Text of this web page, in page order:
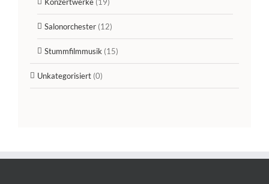
Salonorchester (12)
Stummfilmmusik (15)
Unkategorisiert (0)